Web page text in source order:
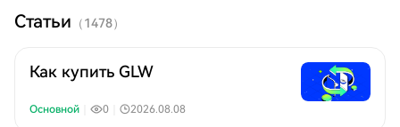
Статьи （1478）
Как купить GLW
Основной 0 2026.08.08